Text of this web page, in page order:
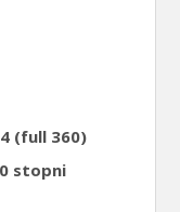
(full 360)
stopni